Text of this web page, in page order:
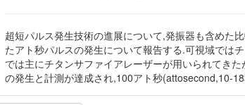
超短パルス発生技術の進展について,発振器も含めた
たアト秒パルスの発生について報告する.可視域では
では主にチタンサファイアレーザーが用いられてき
の発生と計測が達成され,100アト秒(attosecond,10-